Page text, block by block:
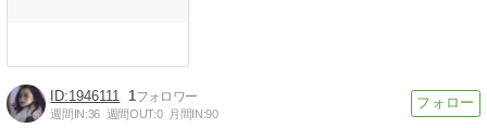
1946111 1
週間IN:36 週間OUT:0 月間IN:90